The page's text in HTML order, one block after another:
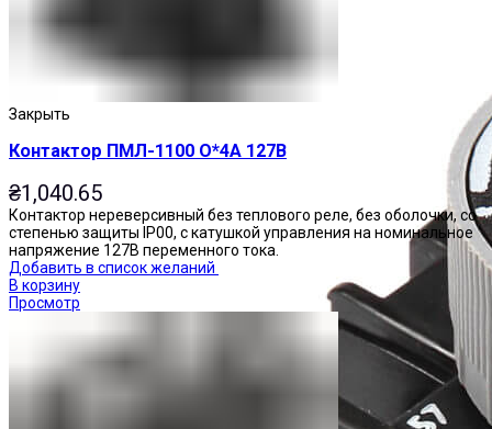
Закрыть
Контактор ПМЛ-1100 О*4А 127В
₴1,040.65
Контактор нереверсивный без теплового реле, без оболочки, со
степенью защиты IP00, с катушкой управления на номинальное
напряжение 127В переменного тока.
Добавить в список желаний
В корзину
Просмотр